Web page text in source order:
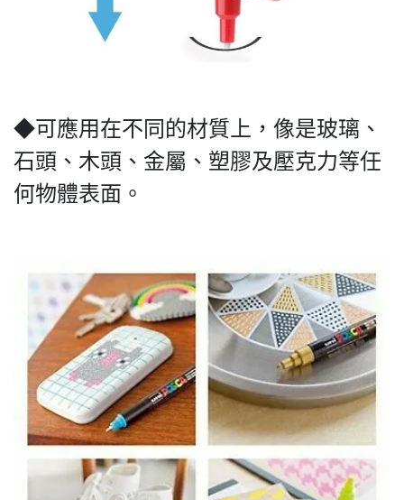
◆可應用在不同的材質上，像是玻璃、
石頭、木頭、金屬、塑膠及壓克力等任
何物體表面。